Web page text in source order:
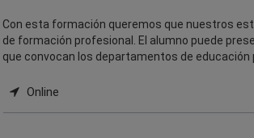
Con esta formación queremos que nuestros
de formación profesional. El alumno puede
que convocan los departamentos de educación
Online